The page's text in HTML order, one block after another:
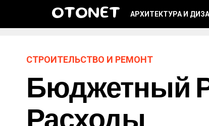
OTONET АРХИТЕКТУРА И
СТРОИТЕЛЬСТВО И РЕМОНТ
Бюджетный